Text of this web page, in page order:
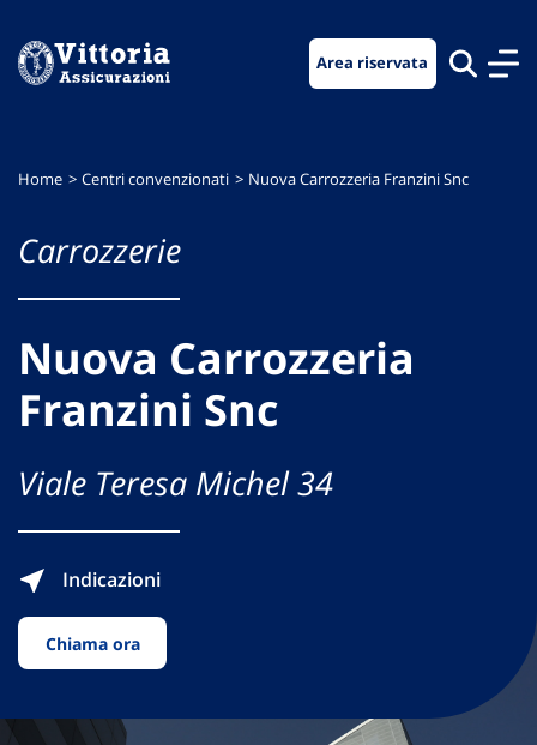
menu
contenuto
footer
Area riservata
Home Centri convenzionati Nuova Carrozzeria Franzini Snc
Carrozzerie
Nuova Carrozzeria
Franzini Snc
Viale Teresa Michel 34
Indicazioni
Chiama ora